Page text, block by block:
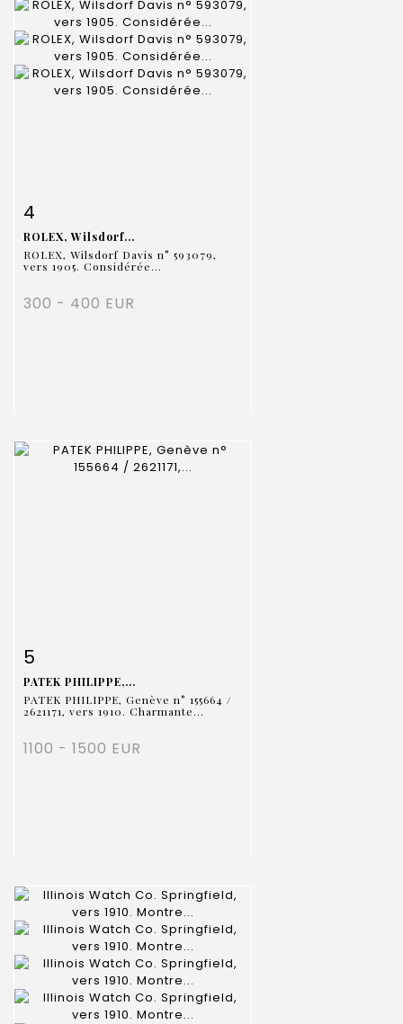
Fiche détaillée
4
ROLEX, Wilsdorf...
ROLEX, Wilsdorf Davis n° 593079,
vers 1905. Considérée...
300 - 400 EUR
Fiche détaillée
5
PATEK PHILIPPE,...
PATEK PHILIPPE, Genève n° 155664 /
2621171, vers 1910. Charmante...
1100 - 1500 EUR